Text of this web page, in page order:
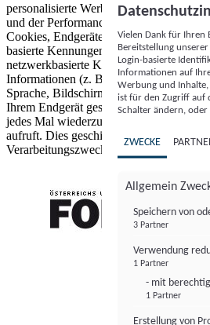
personalisierte Werbung und Inhalte,
und der Performance von Inhalten sowie
Cookies, Endgeräte- oder ähnliche
basierte Kennungen, zufällig generierte
netzwerkbasierte Kennungen) können
Informationen (z. B. Browsertyp und
Sprache, Bildschirmgröße, unterstützte
Ihrem Endgerät gespeichert oder von
jedes Mal wiederzuerkennen, wenn es
aufruft. Dies geschieht für einen oder
Verarbeitungszwecke.
Vielen Dank für Ihren
Bereitstellung
Login-basierte
Informationen auf
Werbung und
ist für den Zugriff auf
Schalter ändern,
ZWECKE
Allgemein
Speichern von
3 Partner
Verwendung
1 Partner
- mit
1 Partner
Erstellung von
FONDS professionell